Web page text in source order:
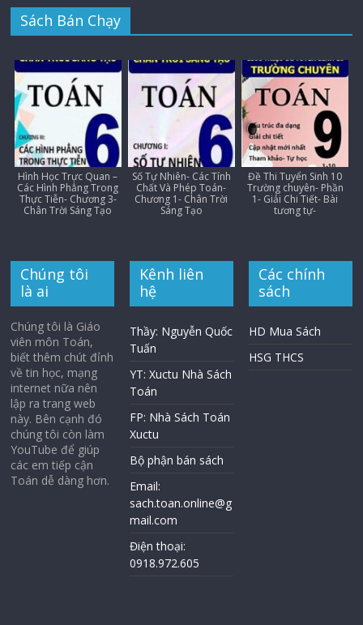
Sách Bán Chạy
Hình Học Trực Quan –
Các Hình Phẳng Trong
Thực Tiễn- Chương 3-
Chân Trời Sáng Tạo
Số Tự Nhiên- Các Tính
Chất Và Phép Toán-
Chương 1- Chân Trời
Sáng Tạo
Đề Thi Tuyển Sinh 10
Trường chuyên- Phần
1- Giải Chi Tiết- Bài
tương tự-
Chúng tôi
là ai
Chúng tôi là Giáo
viên môn Toán,
biết thêm chút đỉnh
về tin học, mạng
internet nữa nên
lập ra trang web
này. Bên cạnh đó
chúng tôi còn làm
YouTube để giúp
các em tiếp cận
Toán dễ dàng hơn.
Kênh liên
hệ
Thầy: Nguyễn Quốc
Tuấn
YT: Xuctu Nhà Sách
Toán
FP: Nhà Sách Toán
Xuctu
Bộ phận bán sách
Email:
sach.toan.online@g
mail.com
Điện thoại:
0918.972.605
Các chính
sách
HD Mua Sách
HSG THCS